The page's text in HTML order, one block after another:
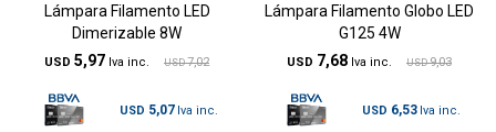
Lámpara Filamento LED
Dimerizable 8W
USD 5,97 USD 7,02
USD 5,07
Lámpara Filamento Globo LED
G125 4W
USD 7,68 USD 9,03
USD 6,53